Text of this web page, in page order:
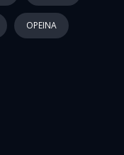
ΟΡΕΙΝΑ